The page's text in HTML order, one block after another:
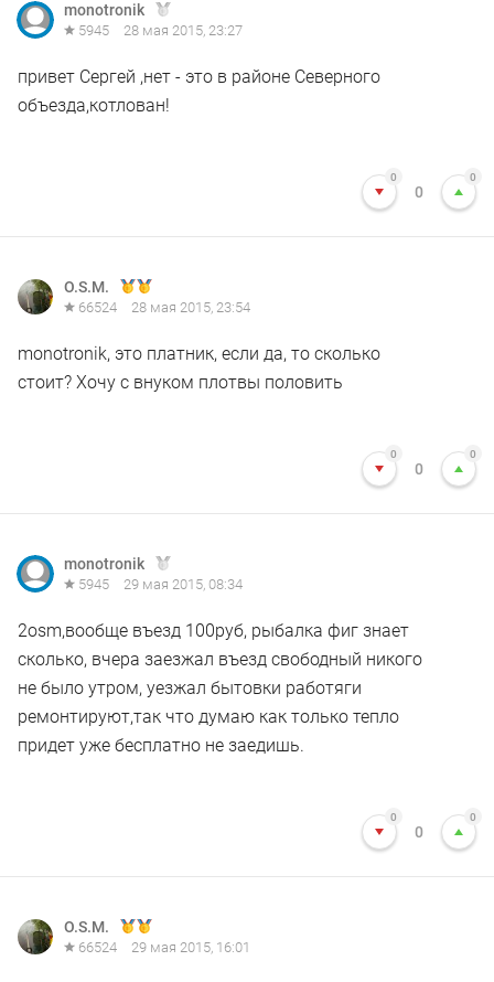
monotronik
5945 28 мая 2015, 23:27
привет Сергей ,нет - это в районе Северного
объезда,котлован!
0
0
0
O.S.M.
66524 28 мая 2015, 23:54
monotronik, это платник, если да, то сколько
стоит? Хочу с внуком плотвы половить
0
0
0
monotronik
5945 29 мая 2015, 08:34
2osm,вообще въезд 100руб, рыбалка фиг знает
сколько, вчера заезжал въезд свободный никого
не было утром, уезжал бытовки работяги
ремонтируют,так что думаю как только тепло
придет уже бесплатно не заедишь.
0
0
0
O.S.M.
66524 29 мая 2015, 16:01